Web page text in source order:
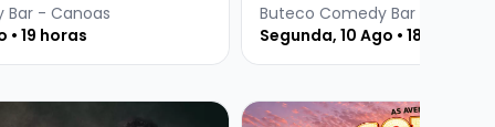
Bar - Canoas
• 19 horas
Buteco Comedy Bar - Canoas
Segunda, 10 Ago • 18:30
CORAÇÃO - SHOW SOLOVeja mais sobre AS